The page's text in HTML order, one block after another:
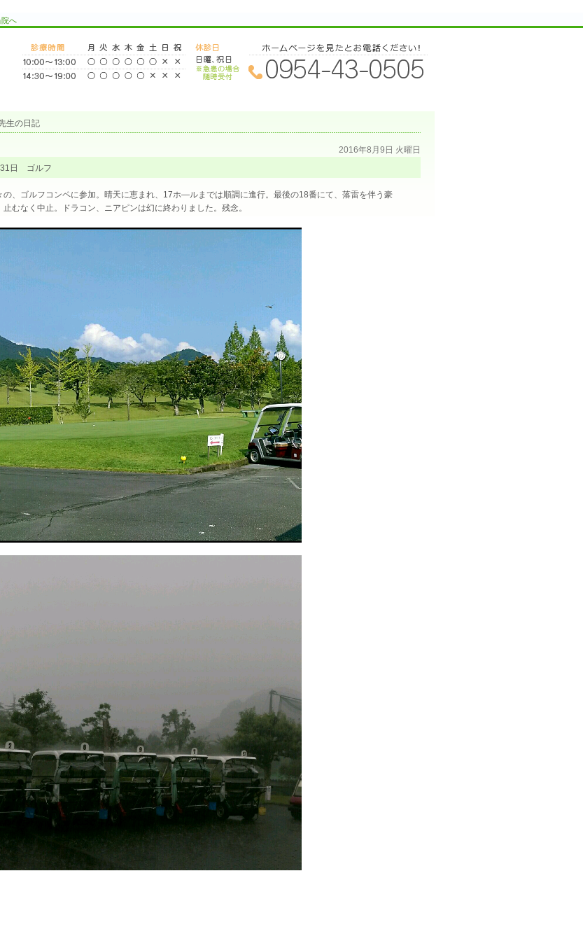
院へ
生の日記
2016年8月9日 火曜日
日 ゴルフ
の、ゴルフコンペに参加。晴天に恵まれ、17ホ―ルまでは順調に進行。最後の18番にて、落雷を伴う豪
止むなく中止。ドラコン、ニアピンは幻に終わりました。残念。